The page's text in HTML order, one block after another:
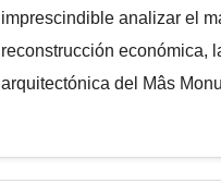
imprescindible analizar el
reconstrucción económica,
arquitectónica del Mâs